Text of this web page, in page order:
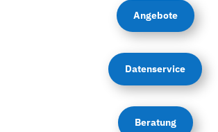
Angebote
Datenservice
Beratung